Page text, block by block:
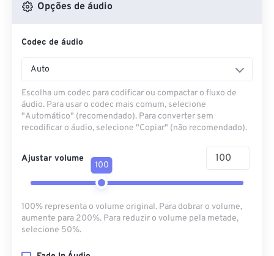
Opções de áudio
Codec de áudio
Auto
Escolha um codec para codificar ou compactar o fluxo de
áudio. Para usar o codec mais comum, selecione
"Automático" (recomendado). Para converter sem
recodificar o áudio, selecione "Copiar" (não recomendado).
Ajustar volume
100
100% representa o volume original. Para dobrar o volume,
aumente para 200%. Para reduzir o volume pela metade,
selecione 50%.